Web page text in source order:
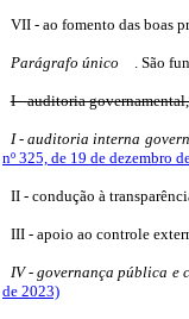
VII - ao fomento das boas
Parágrafo único . São
I - auditoria
I - auditoria interna
nº 325, de 19 de dezembro
II - condução à
III - apoio ao controle
IV - governança pública e
de 2023)